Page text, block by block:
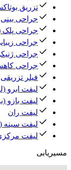
تزریق
جراحی بینی
جراحی پلک
جراحی
جراحی
جراحی
فیلر تزریقی
لیفت ابرو
لیفت بازو
لیفت ران
لیفت سینه
لیفت
مسیریابی